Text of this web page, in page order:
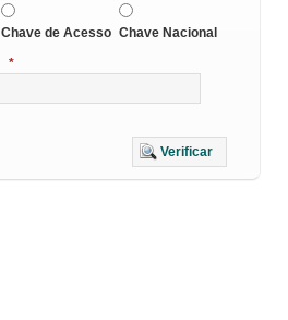
Chave de Acesso Chave Nacional
*
Verificar